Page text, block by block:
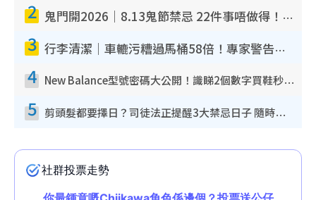
2 鬼門開2026｜8.13鬼節禁忌 22件事唔做得！燒肉、刺身要少食？半夜勿吹口哨/打呢個電話
3 行李清潔｜車轆污糟過馬桶58倍！專家警告忌用酒精抹 教1招免污手除菌
4 New Balance型號密碼大公開！識睇2個數字買鞋秒知功能免中伏 附5大熱門鞋款
5 剪頭髮都要擇日？司徒法正提醒3大禁忌日子 隨時剪走財運！呢日剪髮恐「剪壽命」？